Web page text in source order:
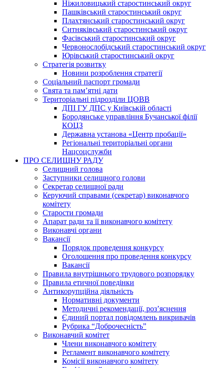
Ніжиловицький старостинський округ
Пашківський старостинський округ
Плахтянський старостинський округ
Ситняківський старостинський округ
Фасівський старостинський округ
Червонослобідський старостинський округ
Юрівський старостинський округ
Стратегія розвитку
Новини розроблення стратегії
Соціальний паспорт громади
Свята та пам’ятні дати
Територіальні підрозділи ЦОВВ
ДПІ ГУ ДПС у Київській області
Бородянське управління Бучанської філії
КОЦЗ
Державна установа «Центр пробації»
Регіональні територіальні органи
Нацсоцслужби
ПРО СЕЛИЩНУ РАДУ
Селищний голова
Заступники селищного голови
Секретар селищної ради
Керуючий справами (секретар) виконавчого
комітету
Старости громади
Апарат ради та її виконавчого комітету
Виконавчі органи
Вакансії
Порядок проведення конкурсу
Оголошення про проведення конкурсу
Вакансії
Правила внутрішнього трудового розпорядку
Правила етичної поведінки
Антикорупційна діяльність
Нормативні документи
Методичні рекомендації, роз’яснення
Єдиний портал повідомлень викривачів
Рубрика “Доброчесність”
Виконавчий комітет
Члени виконавчого комітету
Регламент виконавчого комітету
Комісії виконавчого комітету